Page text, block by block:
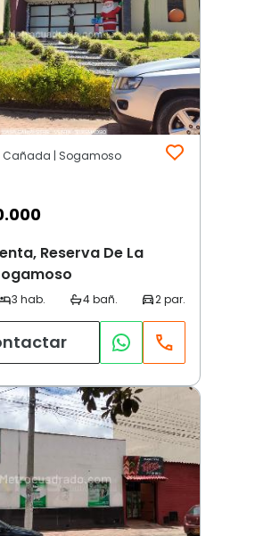
Cañada | Sogamoso
Reserva De La